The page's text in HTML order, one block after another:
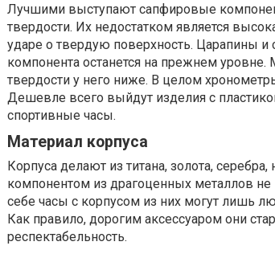
Лучшими выступают сапфировые
твердости. Их недостатком является
ударе о твердую поверхность. Царапины и
компонента останется на прежнем
твердости у него ниже. В целом
Дешевле всего выйдут изделия с
спортивные часы.
Материал корпуса
Корпуса делают из титана, золота,
компонентом из драгоценных металлов не
себе часы с корпусом из них могут лишь
Как правило, дорогим аксессуаром они
респектабельность.